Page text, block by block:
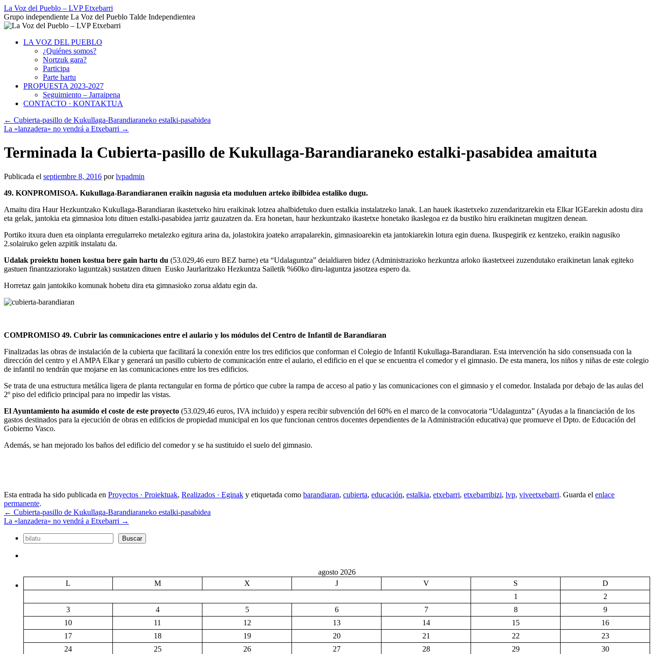
Saltar
al
contenido
La Voz del Pueblo – LVP Etxebarri
Grupo independiente La Voz del Pueblo Talde Independientea
LA VOZ DEL PUEBLO
¿Quiénes somos?
Nortzuk gara?
Participa
Parte hartu
PROPUESTA 2023-2027
Seguimiento – Jarraipena
CONTACTO · KONTAKTUA
← Cubierta-pasillo de Kukullaga-Barandiaraneko estalki-pasabidea
La «lanzadera» no vendrá a Etxebarri →
Terminada la Cubierta-pasillo de Kukullaga-Barandiaraneko estalki-pasabidea amaituta
Publicada el septiembre 8, 2016 por lvpadmin
49. KONPROMISOA. Kukullaga-Barandiaranen eraikin nagusia eta moduluen arteko ibilbidea estaliko dugu.
Amaitu dira Haur Hezkuntzako Kukullaga-Barandiaran ikastetxeko hiru eraikinak lotzea ahalbidetuko duen estalkia instalatzeko lanak. Lan hauek ikastetxeko zuzendaritzarekin eta Elkar IGEarekin adostu dira
eta gelak, jantokia eta gimnasioa lotu dituen estalki-pasabidea jarriz gauzatzen da. Era honetan, haur hezkuntzako ikastetxe honetako ikaslegoa ez da bustiko hiru eraikinetan mugitzen denean.
Portiko itxura duen eta oinplanta erregularreko metalezko egitura arina da, jolastokira joateko arrapalarekin, gimnasioarekin eta jantokiarekin lotura egin duena. Ikuspegirik ez kentzeko, eraikin nagusiko
2.solairuko gelen azpitik instalatu da.
Udalak proiektu honen kostua bere gain hartu du (53.029,46 euro BEZ barne) eta “Udalaguntza” deialdiaren bidez (Administrazioko hezkuntza arloko ikastetxeei zuzendutako eraikinetan lanak egiteko
gastuen finantzaziorako laguntzak) sustatzen dituen Eusko Jaurlaritzako Hezkuntza Sailetik %60ko diru-laguntza jasotzea espero da.
Horretaz gain jantokiko komunak hobetu dira eta gimnasioko zorua aldatu egin da.
COMPROMISO 49. Cubrir las comunicaciones entre el aulario y los módulos del Centro de Infantil de Barandiaran
Finalizadas las obras de instalación de la cubierta que facilitará la conexión entre los tres edificios que conforman el Colegio de Infantil Kukullaga-Barandiaran. Esta intervención ha sido consensuada con la
dirección del centro y el AMPA Elkar y generará un pasillo cubierto de comunicación entre el aulario, el edificio en el que se encuentra el comedor y el gimnasio. De esta manera, los niños y niñas de este colegio
de infantil no tendrán que mojarse en las comunicaciones entre los tres edificios.
Se trata de una estructura metálica ligera de planta rectangular en forma de pórtico que cubre la rampa de acceso al patio y las comunicaciones con el gimnasio y el comedor. Instalada por debajo de las aulas del
2º piso del edificio principal para no impedir las vistas.
El Ayuntamiento ha asumido el coste de este proyecto (53.029,46 euros, IVA incluido) y espera recibir subvención del 60% en el marco de la convocatoria “Udalaguntza” (Ayudas a la financiación de los
gastos destinados para la ejecución de obras en edificios de propiedad municipal en los que funcionan centros docentes dependientes de la Administración educativa) que promueve el Dpto. de Educación del
Gobierno Vasco.
Además, se han mejorado los baños del edificio del comedor y se ha sustituido el suelo del gimnasio.
Esta entrada ha sido publicada en Proyectos · Proiektuak, Realizados · Eginak y etiquetada como barandiaran, cubierta, educación, estalkia, etxebarri, etxebarribizi, lvp, viveetxebarri. Guarda el enlace
permanente.
← Cubierta-pasillo de Kukullaga-Barandiaraneko estalki-pasabidea
La «lanzadera» no vendrá a Etxebarri →
Buscar
Buscar
agosto 2026
L
M X J V S
D
1
2
3
4 5 6 7 8
9
10
11 12 13 14 15
16
17
18 19 20 21 22
23
24
25 26 27 28 29 30